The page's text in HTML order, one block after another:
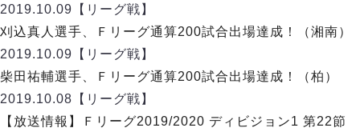
名古屋オーシャンズ
シュライカー大阪
ボルクバレット北九州
バサジィ大分
選手の通算記録（Ｆ２）
FOLLOW US!
2019.10.09 【リーグ戦】
刈込真人選手、Ｆリーグ通算200試合出場達成！（湘南）
2019.10.09 【リーグ戦】
柴田祐輔選手、Ｆリーグ通算200試合出場達成！（柏）
2019.10.08 【リーグ戦】
【放送情報】Ｆリーグ2019/2020 ディビジョン1 第22節